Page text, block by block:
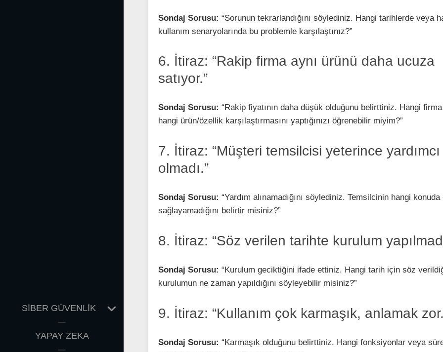
SİBER GÜVENLİK
EXPAND
YAPAY ZEKA
Sondaj Sorusu: “Sorunun tekrarlandığını söylediniz. Hangi tarihlerde veya
kullanım senaryolarında bu problemle karşılaştınız?”
6. İtiraz: “Rakip firma aynı ürünü daha ucuza
satıyor.”
Sondaj Sorusu: “Rakip fiyatının daha düşük olduğunu belirttiniz. Hangi
hangi ürün/özellik karşılaştırmasını yaptığınızı öğrenebilir miyim?”
7. İtiraz: “Müşteri temsilcisi yeterince yardımcı
olmadı.”
Sondaj Sorusu: “Yardım alınamadığını söylediniz. Temsilcinin hangi
sağlayamadığını belirtir misiniz?”
8. İtiraz: “Söz verilen tarihte kurulum
Sondaj Sorusu: “Kurulum geciktiğini ifade ettiniz. Hangi tarih için söz
kurulumun ne zaman yapıldığını söyleyebilir misiniz?”
9. İtiraz: “Kullanım çok karmaşık, anlamak
Sondaj Sorusu: “Karmaşık olduğunu belirttiniz. Hangi fonksiyonlar veya